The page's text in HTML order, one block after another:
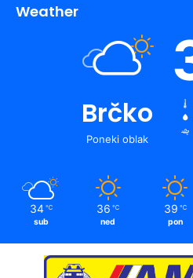
Weather
Brčko
Poneki oblak
34 ℃
sub
36 ℃
ned
39 ℃
pon